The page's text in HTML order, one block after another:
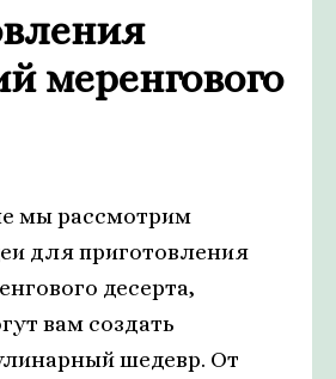
меренгового
мы рассмотрим
для приготовления
десерта,
вам создать
шедевр. От